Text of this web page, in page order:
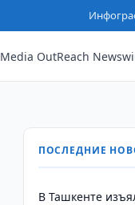
Media OutReach
ПОСЛЕДНИЕ
​​​​​​​В Ташкенте